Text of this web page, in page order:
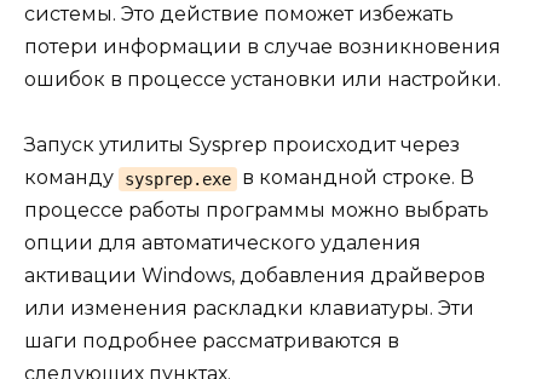
системы. Это действие поможет избежать
потери информации в случае возникновения
ошибок в процессе установки или настройки.
Запуск утилиты Sysprep происходит через
команду
sysprep.exe
в командной строке. В
процессе работы программы можно выбрать
опции для автоматического удаления
активации Windows, добавления драйверов
или изменения раскладки клавиатуры. Эти
шаги подробнее рассматриваются в
следующих пунктах.